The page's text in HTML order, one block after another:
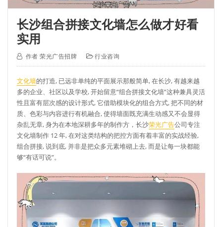
长沙组合拼接文化墙怎么做才好看
实用
作者荣光广告招牌 行业咨询
文化墙的打造, 已远非单纯的平面展示那般简单, 在长沙, 有越来越
多的企业、社区以及学校, 开始留意“组合拼接文化墙”这种兼具灵活
性且富有层次感的设计形式, 它借助模块化的组合方式, 把不同的材
质、色彩与内容进行有机融合, 使得墙面既充满生动感又不会显得
杂乱无章, 身为在本地深耕多年的制作方，长沙荣光广告公司专注
文化墙制作 12 年, 在对这类结构的把控方面有着丰富的实战经验,
组合拼接, 说到底, 并非是把众多元素堆砌上去, 而是让每一块都能
够“有话可说”。